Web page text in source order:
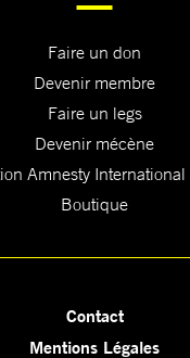
Faire un don
Devenir membre
Faire un legs
Devenir mécène
Amnesty International
Boutique
Contact
Mentions Légales